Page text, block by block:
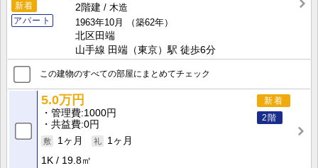
新着
アパート
2階建
木造
1963年10月
（築62年）
北区田端
山手線 田端（東京）駅 徒歩6分
この建物のすべての部屋にまとめてチェック
新着
2階
5.0万円
管理費 1000円
共益費 0円
1ヶ月
1ヶ月
1K
19.8㎡